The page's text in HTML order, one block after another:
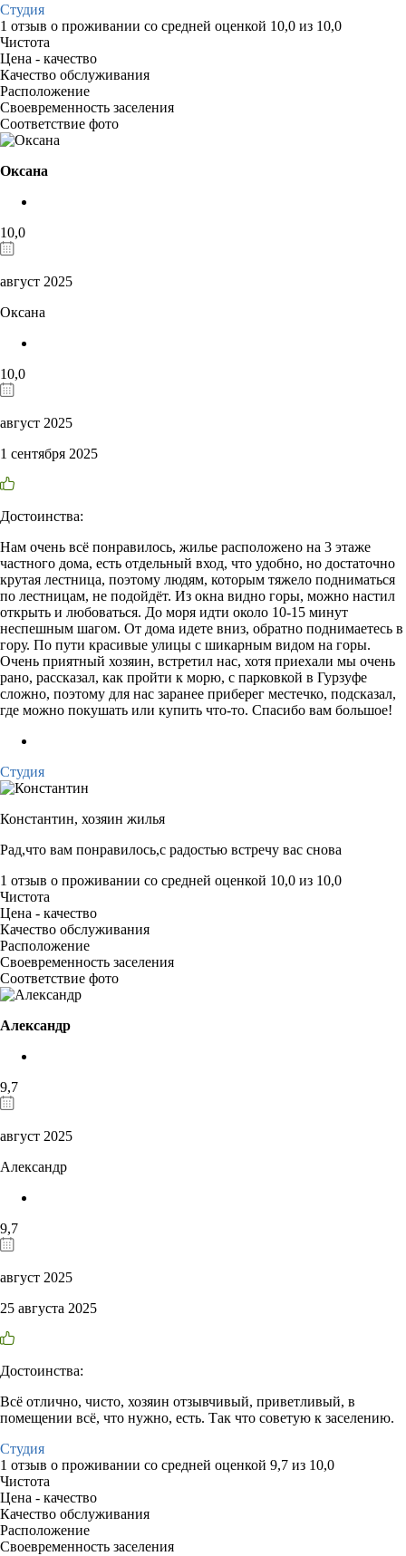
Студия
1 отзыв о проживании со средней оценкой 10,0 из 10,0
Чистота
Цена - качество
Качество обслуживания
Расположение
Своевременность заселения
Соответствие фото
Оксана
10,0
август 2025
Оксана
10,0
август 2025
1 сентября 2025
Достоинства:
Нам очень всё понравилось, жилье расположено на 3 этаже
частного дома, есть отдельный вход, что удобно, но достаточно
крутая лестница, поэтому людям, которым тяжело подниматься
по лестницам, не подойдёт. Из окна видно горы, можно настил
открыть и любоваться. До моря идти около 10-15 минут
неспешным шагом. От дома идете вниз, обратно поднимаетесь в
гору. По пути красивые улицы с шикарным видом на горы.
Очень приятный хозяин, встретил нас, хотя приехали мы очень
рано, рассказал, как пройти к морю, с парковкой в Гурзуфе
сложно, поэтому для нас заранее приберег местечко, подсказал,
где можно покушать или купить что-то. Спасибо вам большое!
Студия
Константин, хозяин жилья
Рад,что вам понравилось,с радостью встречу вас снова
1 отзыв о проживании со средней оценкой 10,0 из 10,0
Чистота
Цена - качество
Качество обслуживания
Расположение
Своевременность заселения
Соответствие фото
Александр
9,7
август 2025
Александр
9,7
август 2025
25 августа 2025
Достоинства:
Всё отлично, чисто, хозяин отзывчивый, приветливый, в
помещении всё, что нужно, есть. Так что советую к заселению.
Студия
1 отзыв о проживании со средней оценкой 9,7 из 10,0
Чистота
Цена - качество
Качество обслуживания
Расположение
Своевременность заселения